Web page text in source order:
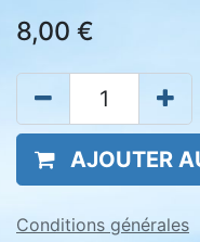
8,00 €
AJOUTER
Conditions générales